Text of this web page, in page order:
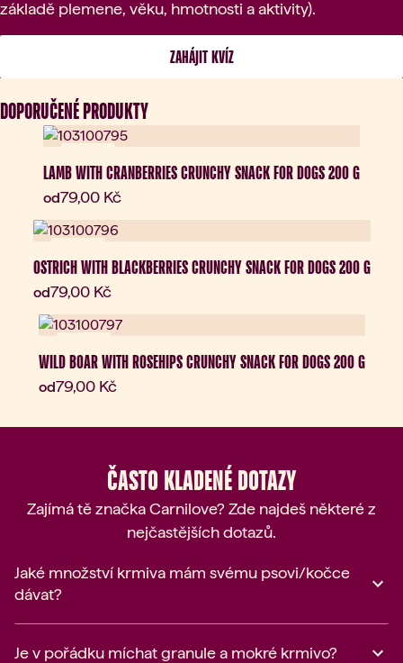
základě plemene, věku, hmotnosti a aktivity).
ZAHÁJIT KVÍZ
DOPORUČENÉ PRODUKTY
LAMB WITH CRANBERRIES CRUNCHY SNACK FOR DOGS 200 G
odAktuální cena:
79,00 Kč
OSTRICH WITH BLACKBERRIES CRUNCHY SNACK FOR DOGS 200 G
odAktuální cena:
79,00 Kč
WILD BOAR WITH ROSEHIPS CRUNCHY SNACK FOR DOGS 200 G
odAktuální cena:
79,00 Kč
ČASTO KLADENÉ DOTAZY
Zajímá tě značka Carnilove? Zde najdeš některé z
nejčastějších dotazů.
Jaké množství krmiva mám svému psovi/kočce
dávat?
Je v pořádku míchat granule a mokré krmivo?